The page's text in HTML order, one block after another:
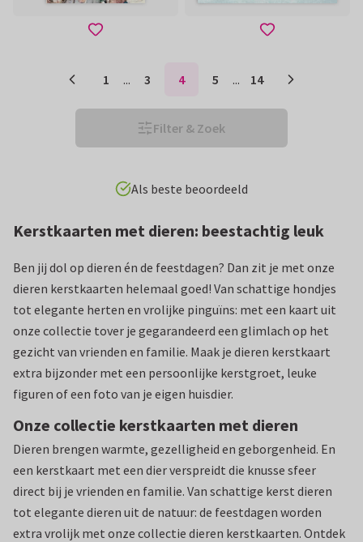
1 ... 3 4 5 ... 14
Filter & Zoek
Eenvoudig personaliseren
Kerstkaarten met dieren: beestachtig leuk
Ben jij dol op dieren én de feestdagen? Dan zit je met onze
dieren kerstkaarten helemaal goed! Van schattige hondjes
tot elegante herten en vrolijke pinguïns: met een kaart uit
onze collectie tover je gegarandeerd een glimlach op het
gezicht van vrienden en familie. Maak je dieren kerstkaart
extra bijzonder met een persoonlijke kerstgroet, leuke
figuren of een foto van je eigen huisdier.
Onze collectie kerstkaarten met dieren
Dieren brengen warmte, gezelligheid en geborgenheid. En
een kerstkaart met een dier verspreidt die knusse sfeer
direct bij je vrienden en familie. Van schattige kerst dieren
tot elegante dieren uit de natuur: de feestdagen worden
extra vrolijk met onze collectie dieren kerstkaarten. Ontdek